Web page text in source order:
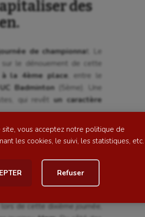
site, vous acceptez notre politique de
les cookies, le suivi, les statistiques, etc.
Refuser
Longue paume
Moto
Natation artistique
Outdoor
Parkour
des
de championnat. Le
sur le dénouement de cette
la 4ème place , entre le
Badminton (5ème). Une
qui revêtun caractère
sérieuse épine du pied
dernière journée et n’aura
de cette dixième journée,